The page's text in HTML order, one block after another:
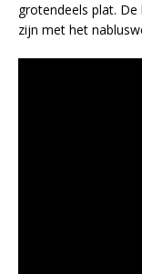
grotendeels plat.
zijn met het